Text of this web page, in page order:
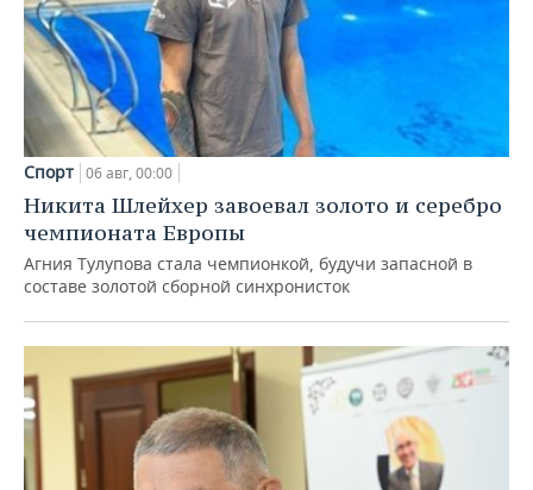
Спорт 06 авг, 00:00
Никита Шлейхер завоевал золото и серебро
чемпионата Европы
Агния Тулупова стала чемпионкой, будучи запасной в
составе золотой сборной синхронисток